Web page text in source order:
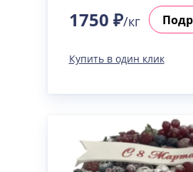
1750 ₽/кг
Купить в один клик